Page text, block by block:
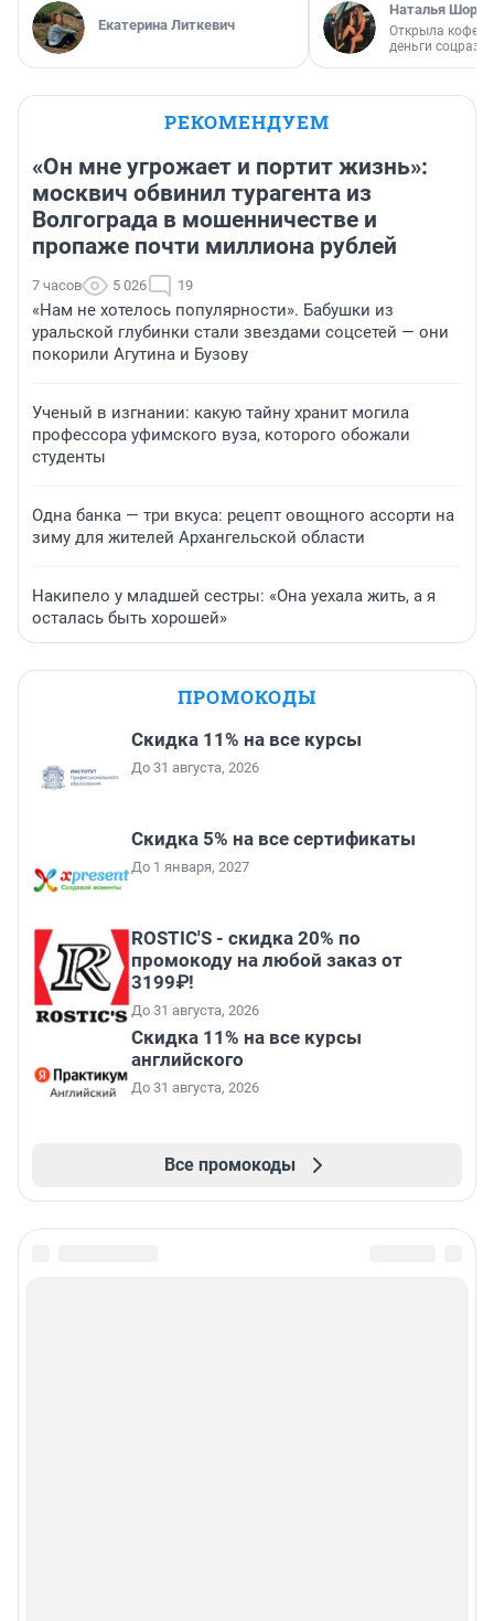
Екатерина Литкевич
Наталья
Открыла
деньги
РЕКОМЕНДУЕМ
«Он мне угрожает и портит жизнь»:
москвич обвинил турагента из
Волгограда в мошенничестве и
пропаже почти миллиона рублей
7 часов 5 026 19
«Нам не хотелось популярности». Бабушки из
уральской глубинки стали звездами соцсетей — они
покорили Агутина и Бузову
Ученый в изгнании: какую тайну хранит могила
профессора уфимского вуза, которого обожали
студенты
Одна банка — три вкуса: рецепт овощного ассорти на
зиму для жителей Архангельской области
Накипело у младшей сестры: «Она уехала жить, а я
осталась быть хорошей»
ПРОМОКОДЫ
Скидка 11% на все курсы
До 31 августа, 2026
Скидка 5% на все сертификаты
До 1 января, 2027
ROSTIC'S - скидка 20% по
промокоду на любой заказ от
3199₽!
До 31 августа, 2026
Скидка 11% на все курсы
английского
До 31 августа, 2026
Все промокоды